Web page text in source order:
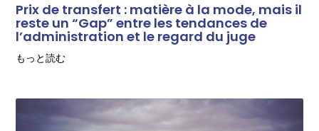
Prix de transfert : matière à la mode, mais il
reste un “Gap” entre les tendances de
l’administration et le regard du juge
もっと読む